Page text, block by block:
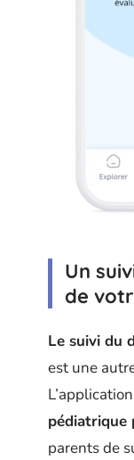
Un
de
Le suivi du
est une
pédiatrique
parents de